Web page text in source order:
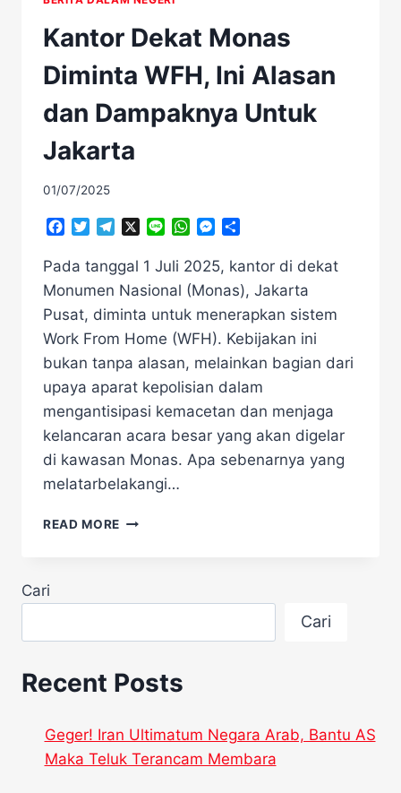
Kantor Dekat Monas
Diminta WFH, Ini Alasan
dan Dampaknya Untuk
Jakarta
01/07/2025
Facebook
TwitterTelegramLine WhatsAppMessenger
Pada tanggal 1 Juli 2025, kantor di dekat
Monumen Nasional (Monas), Jakarta
Pusat, diminta untuk menerapkan sistem
Work From Home (WFH). Kebijakan ini
bukan tanpa alasan, melainkan bagian dari
upaya aparat kepolisian dalam
mengantisipasi kemacetan dan menjaga
kelancaran acara besar yang akan digelar
di kawasan Monas. Apa sebenarnya yang
melatarbelakangi…
READ MORE KANTOR
DAMPAKNYA
UNTUK
Cari
Cari
Recent Posts
Geger! Iran Ultimatum Negara Arab, Bantu AS
Maka Teluk Terancam Membara